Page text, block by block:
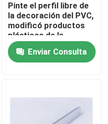
Pinte el perfil libre de
la decoración del PVC,
modificó productos
plásticos de la
protuberancia para
requisitos
particulares
Enviar Consulta